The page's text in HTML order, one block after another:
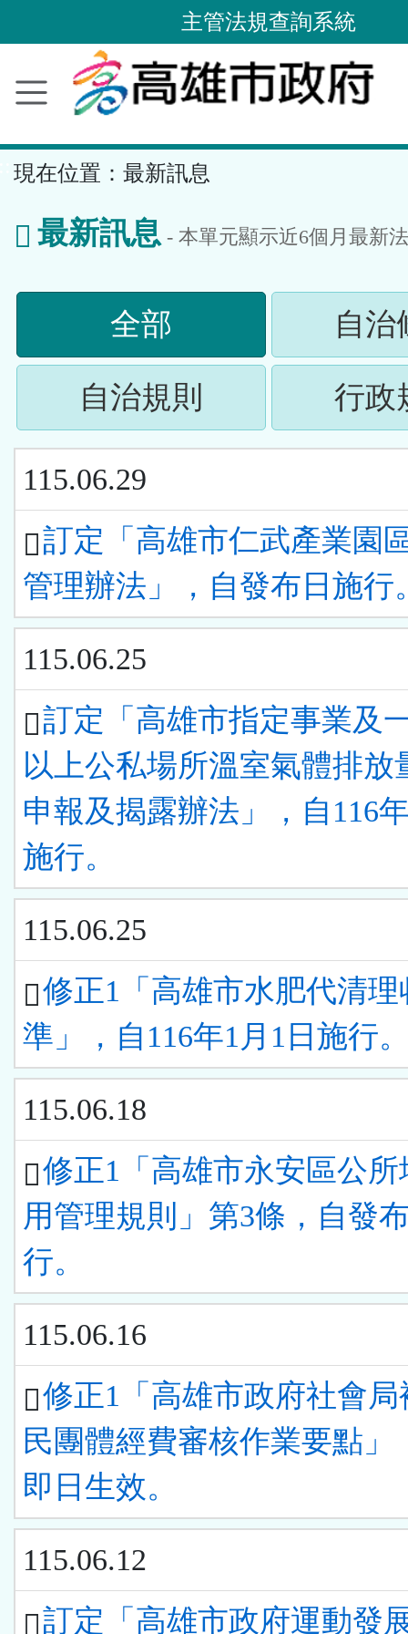
內
容
主管法規查詢系統
現在位置： 最新訊息
最新訊息 - 本單元顯示近6個月最新
全部
按
下
ENTER
查
看
清
自治
自治規則
按
ENTER
查
看
單)
行政
115.06.29
訂定「高雄市仁武產業園
管理辦法」，自發布日施行
115.06.25
訂定「高雄市指定事業及
以上公私場所溫室氣體排放
申報及揭露辦法」，自116
施行。
115.06.25
修正1「高雄市水肥代清理
準」，自116年1月1日施行
115.06.18
修正1「高雄市永安區公所
用管理規則」第3條，自發
行。
115.06.16
修正1「高雄市政府社會局
民團體經費審核作業要點」
即日生效。
115.06.12
訂定「高雄市政府運動發